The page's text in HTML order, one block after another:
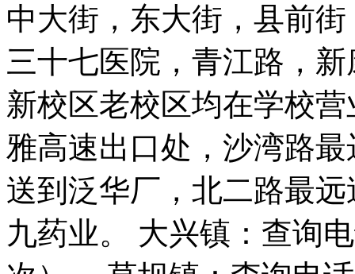
中大街，东大街，县前
三十七医院，青江路，
新校区老校区均在学校
雅高速出口处，沙湾路
送到泛华厂，北二路最
九药业。 大兴镇：查询